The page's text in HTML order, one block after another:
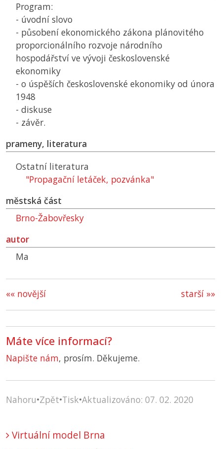
Program:
- úvodní slovo
- působení ekonomického zákona plánovitého
proporcionálního rozvoje národního
hospodářství ve vývoji československé
ekonomiky
- o úspěších československé ekonomiky od února
1948
- diskuse
- závěr.
prameny, literatura
Ostatní literatura
"Propagační letáček, pozvánka"
městská část
Brno-Žabovřesky
autor
Ma
starší »»
«« novější
Máte více informací?
Napište nám, prosím. Děkujeme.
Nahoru•Zpět•Tisk•Aktualizováno: 07. 02. 2020
Virtuální model Brna